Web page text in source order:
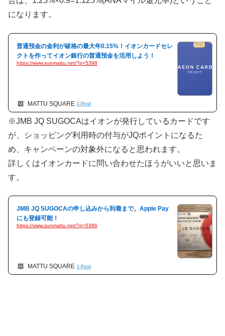
になります。
普通預金の金利が破格の最大年0.15%！イオンカードセレ
クトを作ってイオン銀行の普通預金を活用しよう！
https://www.sunmattu.net/?p=5398
MATTU SQUARE 1 Post
※JMB JQ SUGOCAはイオンが発行しているカードです
が、ショッピング利用時の付与がJQポイントになるた
め、キャンペーンの対象外になると思われます。
詳しくはイオンカードに問い合わせたほうがいいと思いま
す。
JMB JQ SUGOCAの申し込みから到着まで。Apple Pay
にも登録可能！
https://www.sunmattu.net/?p=5386
MATTU SQUARE 1 Post